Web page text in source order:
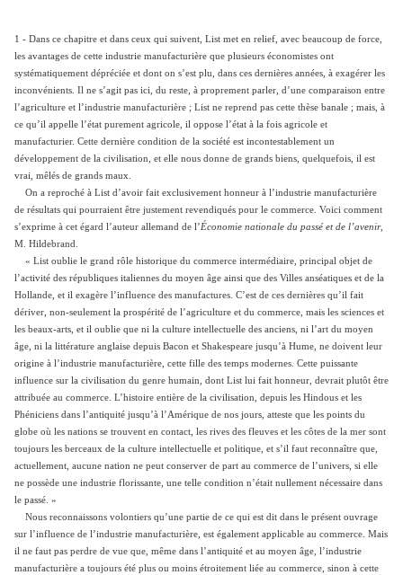
1 - Dans ce chapitre et dans ceux qui suivent, List met en relief, avec beaucoup de force,
les avantages de cette industrie manufacturière que plusieurs économistes ont
systématiquement dépréciée et dont on s’est plu, dans ces dernières années, à exagérer les
inconvénients. Il ne s’agit pas ici, du reste, à proprement parler, d’une comparaison entre
l’agriculture et l’industrie manufacturière ; List ne reprend pas cette thèse banale ; mais, à
ce qu’il appelle l’état purement agricole, il oppose l’état à la fois agricole et
manufacturier. Cette dernière condition de la société est incontestablement un
développement de la civilisation, et elle nous donne de grands biens, quelquefois, il est
vrai, mêlés de grands maux.
On a reproché à List d’avoir fait exclusivement honneur à l’industrie manufacturière
de résultats qui pourraient être justement revendiqués pour le commerce. Voici comment
s’exprime à cet égard l’auteur allemand de l’Économie nationale du passé et de l’avenir,
M. Hildebrand.
« List oublie le grand rôle historique du commerce intermédiaire, principal objet de
l’activité des républiques italiennes du moyen âge ainsi que des Villes anséatiques et de la
Hollande, et il exagère l’influence des manufactures. C’est de ces dernières qu’il fait
dériver, non-seulement la prospérité de l’agriculture et du commerce, mais les sciences et
les beaux-arts, et il oublie que ni la culture intellectuelle des anciens, ni l’art du moyen
âge, ni la littérature anglaise depuis Bacon et Shakespeare jusqu’à Hume, ne doivent leur
origine à l’industrie manufacturière, cette fille des temps modernes. Cette puissante
influence sur la civilisation du genre humain, dont List lui fait honneur, devrait plutôt être
attribuée au commerce. L’histoire entière de la civilisation, depuis les Hindous et les
Phéniciens dans l’antiquité jusqu’à l’Amérique de nos jours, atteste que les points du
globe où les nations se trouvent en contact, les rives des fleuves et les côtes de la mer sont
toujours les berceaux de la culture intellectuelle et politique, et s’il faut reconnaître que,
actuellement, aucune nation ne peut conserver de part au commerce de l’univers, si elle
ne possède une industrie florissante, une telle condition n’était nullement nécessaire dans
le passé. »
Nous reconnaissons volontiers qu’une partie de ce qui est dit dans le présent ouvrage
sur l’influence de l’industrie manufacturière, est également applicable au commerce. Mais
il ne faut pas perdre de vue que, même dans l’antiquité et au moyen âge, l’industrie
manufacturière a toujours été plus ou moins étroitement liée au commerce, sinon à cette